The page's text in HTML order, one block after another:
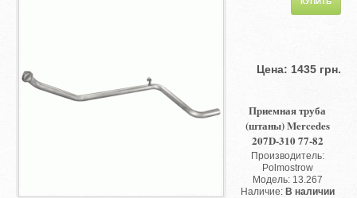
Цена: 1435 грн.
Приемная труба
(штаны) Mercedes
207D-310 77-82
Производитель:
Polmostrow
Модель: 13.267
Наличие: В наличии